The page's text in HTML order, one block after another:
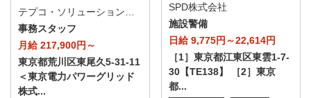
テプコ・ソリューション・アドバンス株式会社
事務スタッフ
月給 217,900円～
東京都荒川区東尾久5-31-11
＜東京電力パワーグリッド
株式...
SPD株式会社
施設警備
日給 9,775円～22,614円
［1］東京都江東区東雲1-7-
30【TE138】 ［2］東京
都...